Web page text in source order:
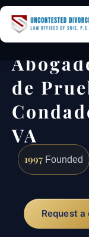
de
VA
1997 Founded
Request